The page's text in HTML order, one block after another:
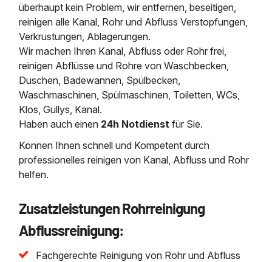
überhaupt kein Problem, wir entfernen, beseitigen,
reinigen alle Kanal, Rohr und Abfluss Verstopfungen,
Verkrustungen, Ablagerungen.
Wir machen Ihren Kanal, Abfluss oder Rohr frei,
reinigen Abflüsse und Rohre von Waschbecken,
Duschen, Badewannen, Spülbecken,
Waschmaschinen, Spülmaschinen, Toiletten, WCs,
Klos, Gullys, Kanal.
Haben auch einen 24h Notdienst für Sie.
Können Ihnen schnell und Kompetent durch
professionelles reinigen von Kanal, Abfluss und Rohr
helfen.
Zusatzleistungen Rohrreinigung
Abflussreinigung:
Fachgerechte Reinigung von Rohr und Abfluss